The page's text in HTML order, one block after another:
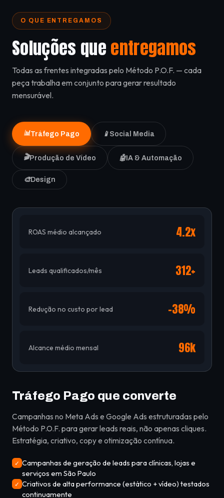
O QUE ENTREGAMOS
Soluções queentregamos
Todas as frentes integradas pelo Método P.O.F. — cada
peça trabalha em conjunto para gerar resultado
mensurável.
📊Tráfego Pago 📱 Social Media
🎬Produção de Vídeo 🤖IA & Automação
🎨Design
ROAS médio alcançado 4.2x
Leads qualificados/mês 312+
Redução no custo por lead -38%
Alcance médio mensal 96k
Tráfego Pago que converte
Campanhas no Meta Ads e Google Ads estruturadas pelo
Método P.O.F. para gerar leads reais, não apenas cliques.
Estratégia, criativo, copy e otimização contínua.
✓ Campanhas de geração de leads para clínicas, lojas e
serviços em São Paulo
✓ Criativos de alta performance (estático + vídeo) testados
continuamente